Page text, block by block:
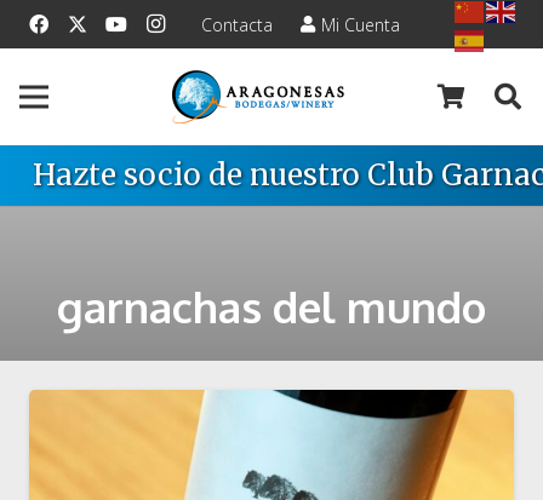
Contacta Mi Cuenta
Hazte socio de nuestro Club
garnachas del mundo